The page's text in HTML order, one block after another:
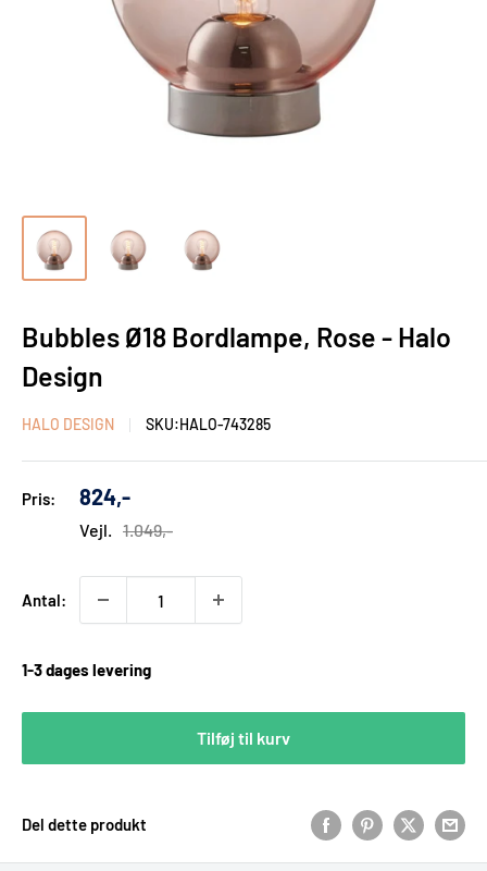
Bubbles Ø18 Bordlampe, Rose - Halo
Design
HALO DESIGN SKU:HALO-743285
Pris:
Udsalgs
824,-
Vejl. 1.049,-
Antal:
1-3 dages levering
Tilføj til kurv
Del dette produkt